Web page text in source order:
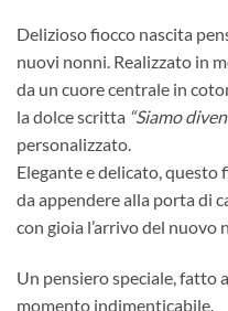
Delizioso fiocco nascita
nuovi nonni. Realizzato in
da un cuore centrale in
la dolce scritta “Siamo
personalizzato.
Elegante e delicato,
da appendere alla porta di
con gioia l’arrivo del nuovo
Un pensiero speciale, fatto
momento indimenticabile.